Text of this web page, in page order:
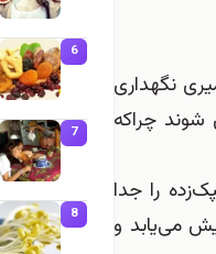
نگهداری
چراکه
را جدا
می‌یابد و
6
7
8